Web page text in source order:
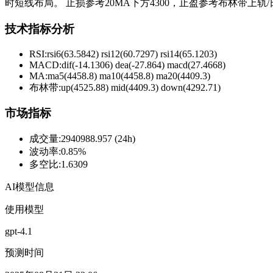
时短线布局。 止损参考20MA下方4300，止盈参考布林带上轨/
技术指标分析
RSI:rsi6(63.5842) rsi12(60.7297) rsi14(65.1203)
MACD:dif(-14.1306) dea(-27.864) macd(27.4668)
MA:ma5(4458.8) ma10(4458.8) ma20(4409.3)
布林带:up(4525.88) mid(4409.3) down(4292.71)
市场指标
成交量:2940988.957 (24h)
波动率:0.85%
多空比:1.6309
AI模型信息
使用模型
gpt-4.1
预测时间